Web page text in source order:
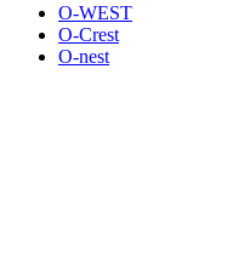
O-WEST
O-Crest
O-nest